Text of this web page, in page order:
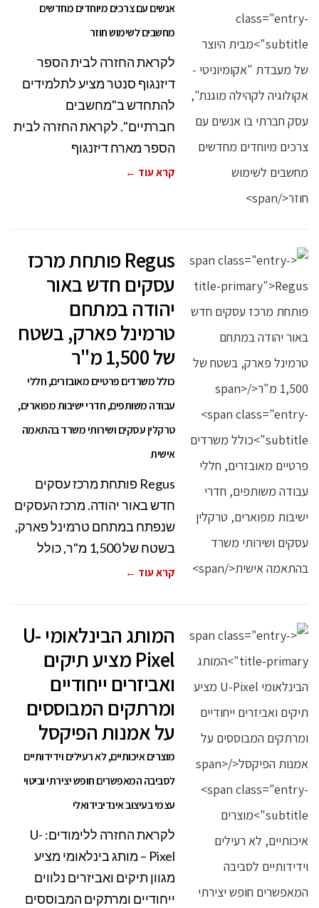
אנשים עם צרכים מיוחדים מחדשים
מחשבים לשימוש חוזר
לקראת החזרה לבית הספר
דיזנגוף סנטר מציע לתלמידים
להתחדש ב"מחשבים
חברתיים". לקראת החזרה לבית
הספר מארח דיזנגוף
קרא עוד ←
Regus פותחת מרכז
עסקים חדש באור
יהודה במתחם
טרמינל פארק, בשטח
של 1,500 מ"ר
כולל משרדים פרטיים מאובזרים, חללי
עבודה משותפים, חדרי ישיבות מפוארים,
טרקלין עסקים ושירותי משרד בהתאמה
אישית
Regus פותחת מרכז עסקים
חדש באור יהודה. מרכז העסקים
שנפתח במתחם טרמינל פארק,
בשטח של 1,500 מ"ר, כולל
קרא עוד ←
המותג הבינלאומי U-
Pixel מציע תיקים
ואביזרים ייחודיים
ומרתקים המבוססים
על אמנות הפיקסל
מוצרים איכותיים, לא רעילים וידידותיים
לסביבה המאפשרים חופש יצירתי וביטוי
עצמי בעיצוב אינדיבידואלי
לקראת החזרה ללימודים: U-
Pixel – מותג בינלאומי מציע
מגוון תיקים ואביזרים נלווים
ייחודיים ומרתקים המבוססים